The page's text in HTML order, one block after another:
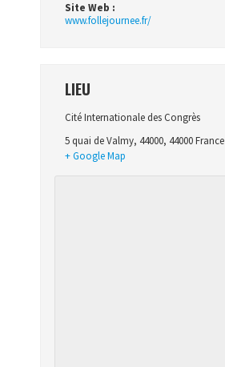
Site Web :
www.follejournee.fr/
LIEU
Cité Internationale des Congrès
5 quai de Valmy, 44000, 44000France
+ Google Map